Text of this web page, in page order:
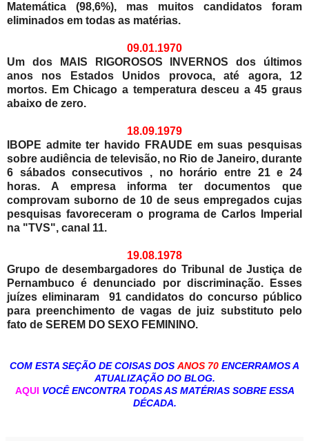
Matemática (98,6%), mas muitos candidatos foram
eliminados em todas as matérias.
09.01.1970
Um dos MAIS RIGOROSOS INVERNOS dos últimos
anos nos Estados Unidos provoca, até agora, 12
mortos. Em Chicago a temperatura desceu a 45 graus
abaixo de zero.
18.09.1979
IBOPE admite ter havido FRAUDE em suas pesquisas
sobre audiência de televisão, no Rio de Janeiro, durante
6 sábados consecutivos , no horário entre 21 e 24
horas. A empresa informa ter documentos que
comprovam suborno de 10 de seus empregados cujas
pesquisas favoreceram o programa de Carlos Imperial
na "TVS", canal 11.
19.08.1978
Grupo de desembargadores do Tribunal de Justiça de
Pernambuco é denunciado por discriminação. Esses
juízes eliminaram 91 candidatos do concurso público
para preenchimento de vagas de juiz substituto pelo
fato de SEREM DO SEXO FEMININO.
COM ESTA SEÇÃO DE COISAS DOS ANOS 70 ENCERRAMOS A
ATUALIZAÇÃO DO BLOG.
AQUI VOCÊ ENCONTRA TODAS AS MATÉRIAS SOBRE ESSA
DÉCADA.